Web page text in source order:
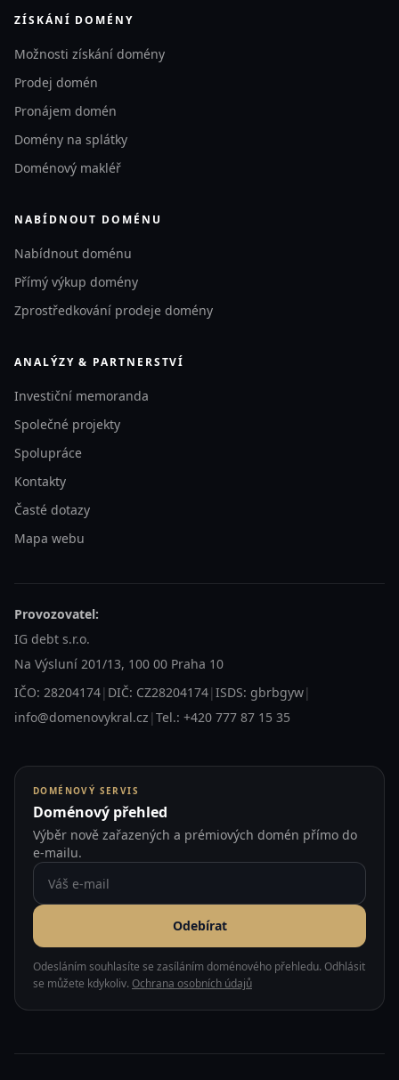
ZÍSKÁNÍ DOMÉNY
Možnosti získání domény
Prodej domén
Pronájem domén
Domény na splátky
Doménový makléř
NABÍDNOUT DOMÉNU
Nabídnout doménu
Přímý výkup domény
Zprostředkování prodeje domény
ANALÝZY & PARTNERSTVÍ
Investiční memoranda
Společné projekty
Spolupráce
Kontakty
Časté dotazy
Mapa webu
Provozovatel:
IG debt s.r.o.
Na Výsluní 201/13, 100 00 Praha 10
IČO: 28204174| DIČ: CZ28204174| ISDS: gbrbgyw|
info@domenovykral.cz | Tel.: +420 777 87 15 35
DOMÉNOVÝ SERVIS
Doménový přehled
Výběr nově zařazených a prémiových domén přímo do
e-mailu.
Odebírat
Odesláním souhlasíte se zasíláním doménového přehledu. Odhlásit
se můžete kdykoliv. Ochrana osobních údajů